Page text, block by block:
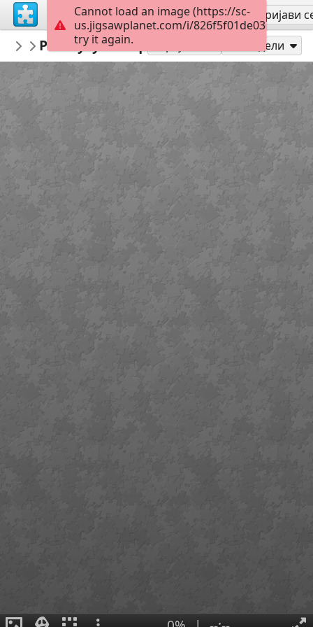
Региструј се Пријави
Canal
...
Pontcysyllte Aqueduct Подели
Cannot load an image (https://sc-
us.jigsawplanet.com/i/
try it again.